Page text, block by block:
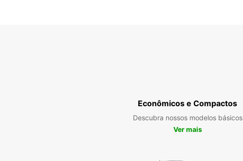
Econômicos e Compactos
Descubra nossos modelos básicos
Ver mais